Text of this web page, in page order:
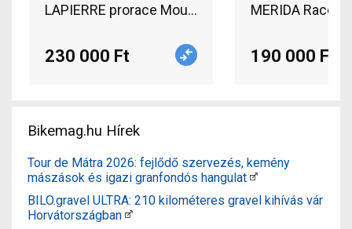
LAPIERRE prorace Mountain Bike 29" elöl
230 000 Ft
MERIDA Race
190 000 Ft
Bikemag.hu Hírek
Tour de Mátra 2026: fejlődő szervezés, kemény
mászások és igazi granfondós hangulat
BILO.gravel ULTRA: 210 kilométeres gravel kihívás vár
Horvátországban